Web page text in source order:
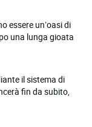
essere un’oasi di
una lunga gioata
il sistema di
fin da subito,